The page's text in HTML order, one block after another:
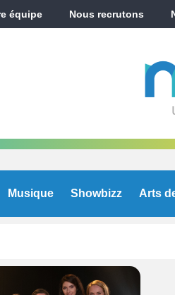
équipe Nous recrutons
Musique Showbizz Arts